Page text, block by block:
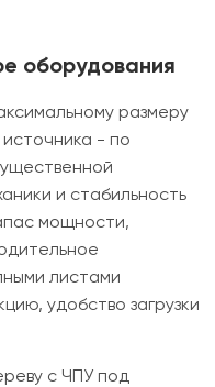
оборудования
размеру
- по
и стабильность
мощности,
листами
удобство загрузки
с ЧПУ под